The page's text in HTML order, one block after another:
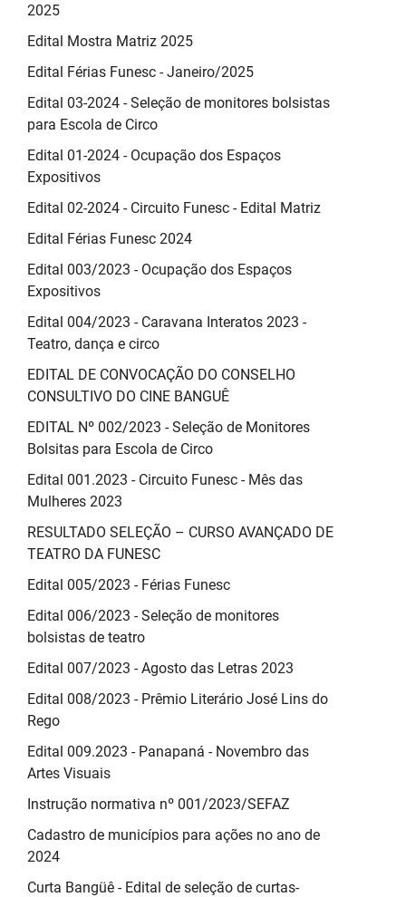
2025
Edital Mostra Matriz 2025
Edital Férias Funesc - Janeiro/2025
Edital 03-2024 - Seleção de monitores bolsistas
para Escola de Circo
Edital 01-2024 - Ocupação dos Espaços
Expositivos
Edital 02-2024 - Circuito Funesc - Edital Matriz
Edital Férias Funesc 2024
Edital 003/2023 - Ocupação dos Espaços
Expositivos
Edital 004/2023 - Caravana Interatos 2023 -
Teatro, dança e circo
EDITAL DE CONVOCAÇÃO DO CONSELHO
CONSULTIVO DO CINE BANGUÊ
EDITAL Nº 002/2023 - Seleção de Monitores
Bolsitas para Escola de Circo
Edital 001.2023 - Circuito Funesc - Mês das
Mulheres 2023
RESULTADO SELEÇÃO – CURSO AVANÇADO DE
TEATRO DA FUNESC
Edital 005/2023 - Férias Funesc
Edital 006/2023 - Seleção de monitores
bolsistas de teatro
Edital 007/2023 - Agosto das Letras 2023
Edital 008/2023 - Prêmio Literário José Lins do
Rego
Edital 009.2023 - Panapaná - Novembro das
Artes Visuais
Instrução normativa nº 001/2023/SEFAZ
Cadastro de municípios para ações no ano de
2024
Curta Bangüê - Edital de seleção de curtas-